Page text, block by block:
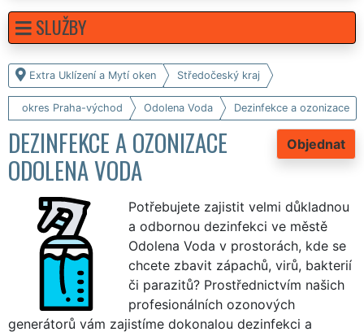
Extra Uklízení a Mytí oken Středočeský kraj
okres Praha-východ Odolena Voda Dezinfekce a ozonizace
Objednat
DEZINFEKCE A OZONIZACE
ODOLENA VODA
Potřebujete zajistit velmi důkladnou
a odbornou dezinfekci ve městě
Odolena Voda v prostorách, kde se
chcete zbavit zápachů, virů, bakterií
či parazitů? Prostřednictvím našich
profesionálních ozonových
generátorů vám zajistíme dokonalou dezinfekci a
SLUŽBY